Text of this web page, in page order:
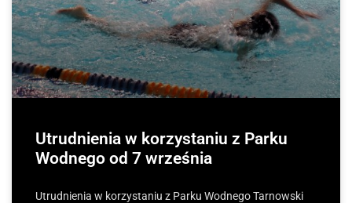
Utrudnienia w korzystaniu z Parku
Wodnego od 7 września
Utrudnienia w korzystaniu z Parku Wodnego Tarnowski